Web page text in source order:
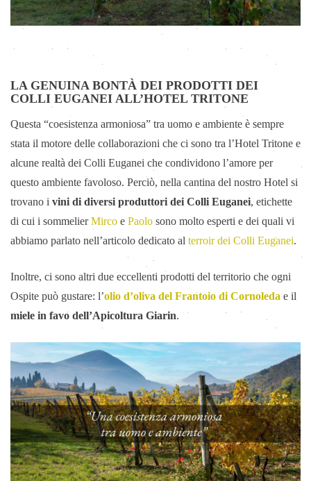
LA GENUINA BONTÀ DEI PRODOTTI DEI
COLLI EUGANEI ALL’HOTEL TRITONE
Questa “coesistenza armoniosa” tra uomo e ambiente è sempre
stata il motore delle collaborazioni che ci sono tra l’Hotel Tritone e
alcune realtà dei Colli Euganei che condividono l’amore per
questo ambiente favoloso. Perciò, nella cantina del nostro Hotel si
trovano i vini di diversi produttori dei Colli Euganei, etichette
di cui i sommelierMirco e Paolo sono molto esperti e dei quali vi
abbiamo parlato nell’articolo dedicato al terroir dei Colli Euganei.
Inoltre, ci sono altri due eccellenti prodotti del territorio che ogni
Ospite può gustare: l’olio d’oliva del Frantoio di Cornoleda e il
miele in favo dell’Apicoltura Giarin.